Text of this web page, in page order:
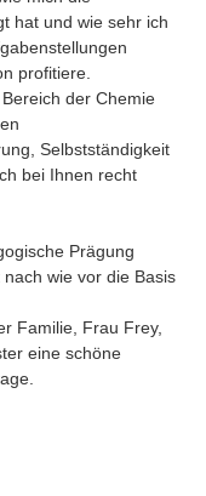
hat und wie sehr ich
profitiere.
der Chemie
Selbstständigkeit
bei Ihnen recht
Prägung
wie vor die Basis
Familie, Frau Frey,
eine schöne